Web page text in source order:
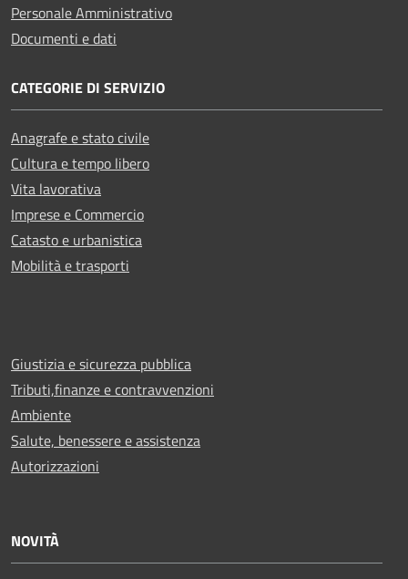
Personale Amministrativo
Documenti e dati
CATEGORIE DI SERVIZIO
Anagrafe e stato civile
Cultura e tempo libero
Vita lavorativa
Imprese e Commercio
Catasto e urbanistica
Mobilità e trasporti
Giustizia e sicurezza pubblica
Tributi,finanze e contravvenzioni
Ambiente
Salute, benessere e assistenza
Autorizzazioni
NOVITÀ